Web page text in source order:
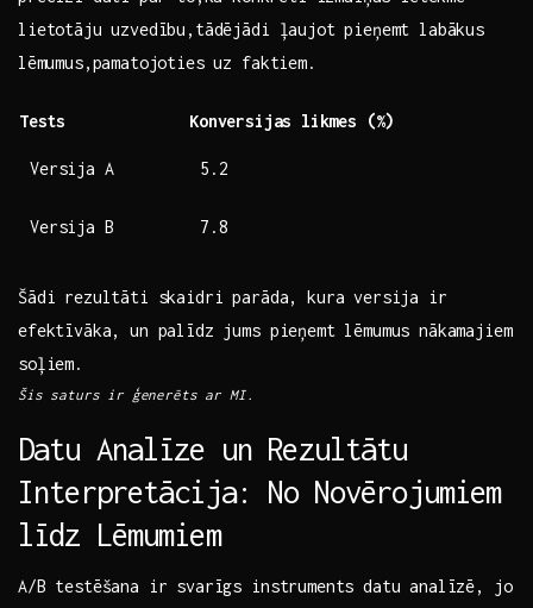
lietotāju uzvedību,tādējādi ļaujot pieņemt labākus
⁤lēmumus,pamatojoties uz faktiem.
Tests Konversijas ⁣likmes (%)
Versija A 5.2
Versija B 7.8
Šādi rezultāti skaidri parāda, kura versija ir
efektīvāka, un‌ palīdz​ jums pieņemt lēmumus nākamajiem
soļiem.
Šis saturs ir ģenerēts ar MI.
Datu Analīze un⁤ Rezultātu
Interpretācija: No ⁤Novērojumiem
līdz Lēmumiem
A/B testēšana ir svarīgs instruments datu analīzē, jo